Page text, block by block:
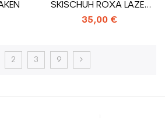
SKISCHUH ROXA LAZER
1_1 HAKEN
35,00 €
2 3 9